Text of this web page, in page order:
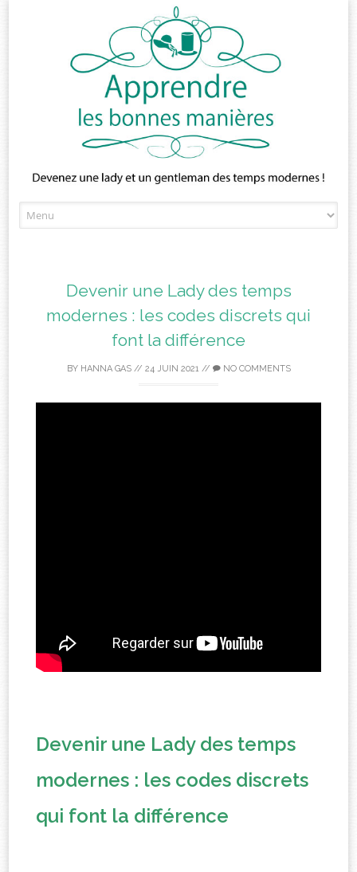
to
Devenir une Lady des temps
modernes : les codes discrets qui
font la différence
BY HANNA GAS// 24 JUIN 2021// NO COMMENTS
Devenir une Lady des temps
modernes : les codes discrets
qui font la différence